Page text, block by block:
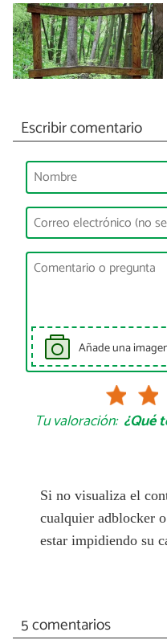
Escribir comentario
Añade una
Tu valoración: ¿Qué
Si no visualiza el
cualquier adblocker
estar impidiendo su
5 comentarios